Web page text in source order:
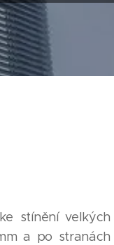
stínění velkých
a po stranách